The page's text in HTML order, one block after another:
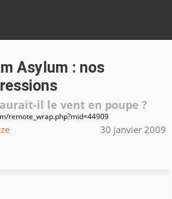
Asylum : nos
il le vent en poupe ?
remote_wrap.php?mid=44909
30 janvier 2009